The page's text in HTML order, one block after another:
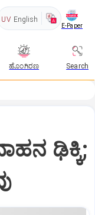
UV English
E-Paper
ಹೊಂಗಿರಣ Search
ಢಿಕ್ಕಿ;